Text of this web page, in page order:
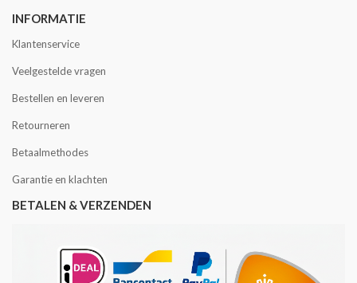
INFORMATIE
Klantenservice
Veelgestelde vragen
Bestellen en leveren
Retourneren
Betaalmethodes
Garantie en klachten
BETALEN & VERZENDEN